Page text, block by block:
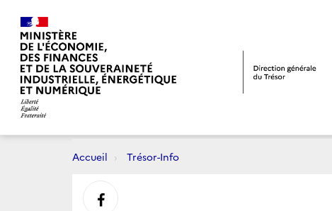
Accueil Trésor-Info
Partager